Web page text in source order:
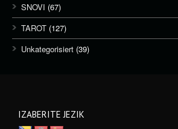
SNOVI (67)
TAROT (127)
Unkategorisiert (39)
IZABERITE JEZIK